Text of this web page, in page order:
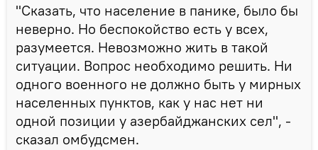
"Сказать, что население в панике, было бы
неверно. Но беспокойство есть у всех,
разумеется. Невозможно жить в такой
ситуации. Вопрос необходимо решить. Ни
одного военного не должно быть у мирных
населенных пунктов, как у нас нет ни
одной позиции у азербайджанских сел", -
сказал омбудсмен.